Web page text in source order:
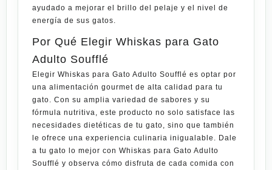
ayudado a mejorar el brillo del pelaje y el nivel de
energía de sus gatos.
Por Qué Elegir Whiskas para Gato
Adulto Soufflé
Elegir Whiskas para Gato Adulto Soufflé es optar por
una alimentación gourmet de alta calidad para tu
gato. Con su amplia variedad de sabores y su
fórmula nutritiva, este producto no solo satisface las
necesidades dietéticas de tu gato, sino que también
le ofrece una experiencia culinaria inigualable. Dale
a tu gato lo mejor con Whiskas para Gato Adulto
Soufflé y observa cómo disfruta de cada comida con